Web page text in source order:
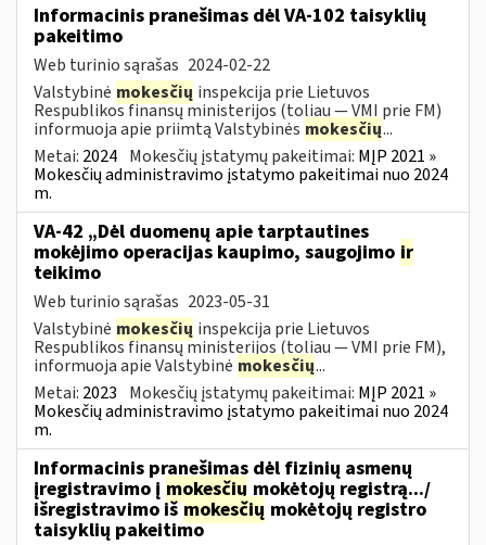
Informacinis pranešimas dėl VA-102 taisyklių
pakeitimo
Web turinio sąrašas 2024-02-22
Valstybinė mokesčių inspekcija prie Lietuvos
Respublikos finansų ministerijos (toliau ― VMI prie FM)
informuoja apie priimtą Valstybinės mokesčių...
Metai: 2024 Mokesčių įstatymų pakeitimai: MĮP 2021 »
Mokesčių administravimo įstatymo pakeitimai nuo 2024
m.
VA-42 „Dėl duomenų apie tarptautines
mokėjimo operacijas kaupimo, saugojimo ir
teikimo
Web turinio sąrašas 2023-05-31
Valstybinė mokesčių inspekcija prie Lietuvos
Respublikos finansų ministerijos (toliau ― VMI prie FM),
informuoja apie Valstybinė mokesčių...
Metai: 2023 Mokesčių įstatymų pakeitimai: MĮP 2021 »
Mokesčių administravimo įstatymo pakeitimai nuo 2024
m.
Informacinis pranešimas dėl fizinių asmenų
įregistravimo į mokesčių mokėtojų registrą.../
išregistravimo išmokesčių mokėtojų registro
taisyklių pakeitimo